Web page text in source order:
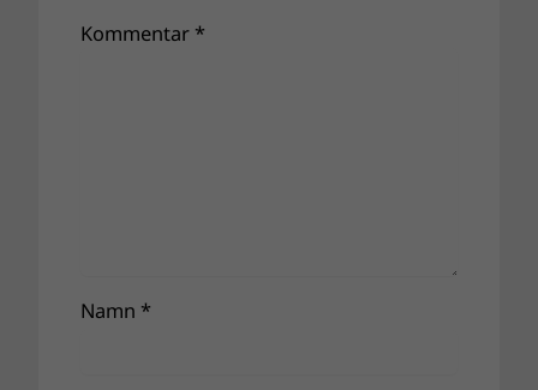
Kommentar *
Namn *